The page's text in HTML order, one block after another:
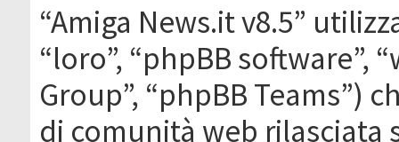
“Amiga News.it v8.5”
“loro”, “phpBB software”,
Group”, “phpBB Teams”)
di comunità web rilasciata